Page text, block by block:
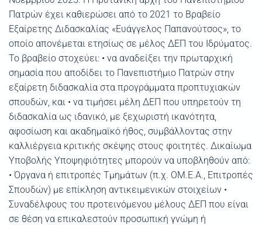
Πατρών έχει καθιερώσει από το 2021 το Βραβείο
Εξαίρετης Διδασκαλίας «Ευάγγελος Παπανούτσος», το
οποίο απονέμεται ετησίως σε μέλος ΔΕΠ του Ιδρύματος.
Το βραβείο στοχεύει: • να αναδείξει την πρωταρχική
σημασία που αποδίδει το Πανεπιστήμιο Πατρών στην
εξαίρετη διδασκαλία στα προγράμματα προπτυχιακών
σπουδών, και • να τιμήσει μέλη ΔΕΠ που υπηρετούν τη
διδασκαλία ως ιδανικό, με ξεχωριστή ικανότητα,
αφοσίωση και ακαδημαϊκό ήθος, συμβάλλοντας στην
καλλιέργεια κριτικής σκέψης στους φοιτητές. Δικαίωμα
Υποβολής Υποψηφιότητες μπορούν να υποβληθούν από:
• Όργανα ή επιτροπές Τμημάτων (π.χ. ΟΜ.Ε.Α., Επιτροπές
Σπουδών) με επίκληση αντικειμενικών στοιχείων •
Συναδέλφους του προτεινόμενου μέλους ΔΕΠ που είναι
σε θέση να επικαλεστούν προσωπική γνώμη ή